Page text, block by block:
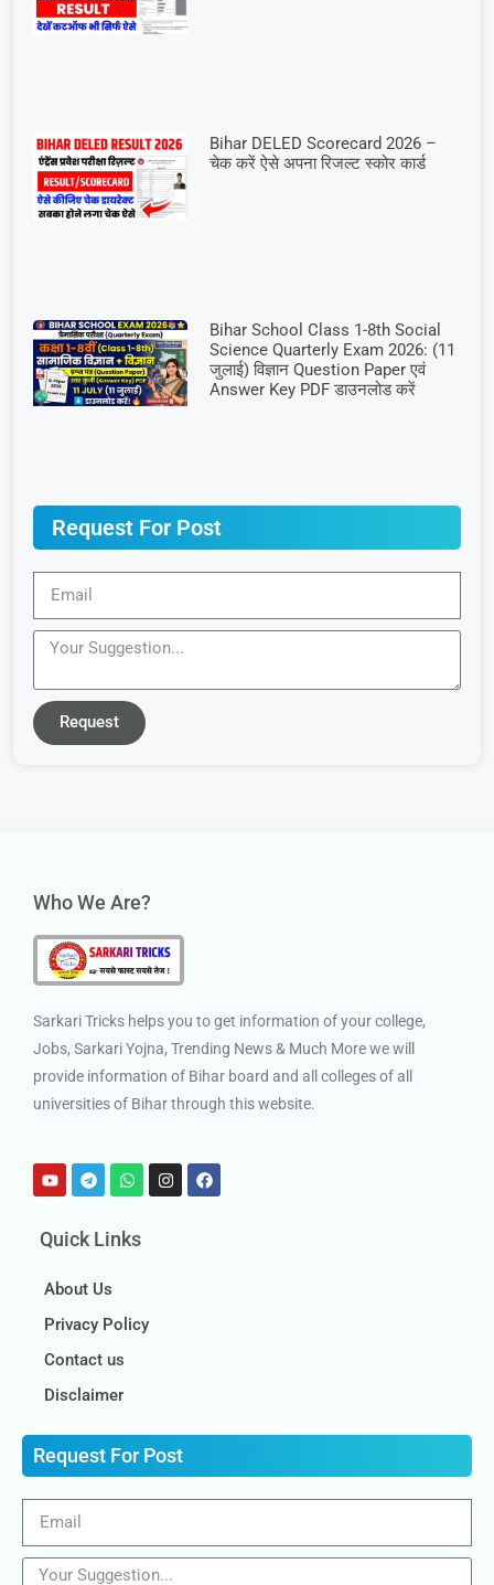
Bihar DELED Scorecard 2026 –
चेक करें ऐसे अपना रिजल्ट स्कोर कार्ड
Bihar School Class 1-8th Social
Science Quarterly Exam 2026: (11
जुलाई) विज्ञान Question Paper एवं
Answer Key PDF डाउनलोड करें
Request For Post
Request
Who We Are?
Sarkari Tricks helps you to get information of your college,
Jobs, Sarkari Yojna, Trending News & Much More we will
provide information of Bihar board and all colleges of all
universities of Bihar through this website.
Quick Links
About Us
Privacy Policy
Contact us
Disclaimer
Request For Post